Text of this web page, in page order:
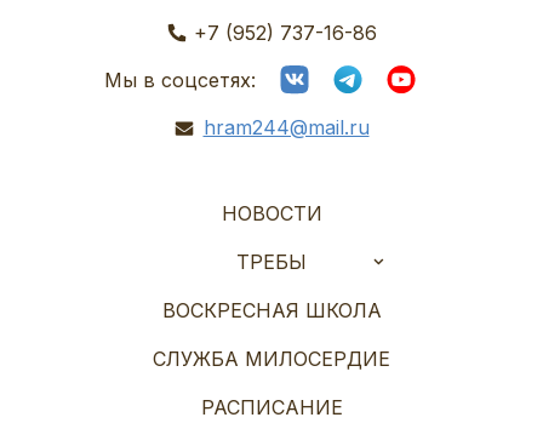
+7 (952) 737-16-86
Мы в соцсетях:
hram244@mail.ru
НОВОСТИ
ТРЕБЫ
ВОСКРЕСНАЯ ШКОЛА
СЛУЖБА МИЛОСЕРДИЕ
РАСПИСАНИЕ